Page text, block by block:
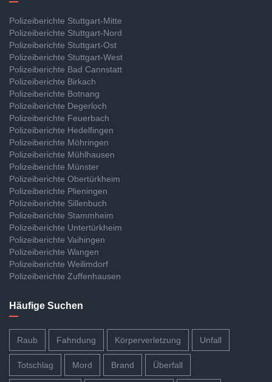
Polizeiberichte Stuttgart-Mitte
Polizeiberichte Stuttgart-Nord
Polizeiberichte Stuttgart-Ost
Polizeiberichte Stuttgart-West
Polizeiberichte Bad Cannstatt
Polizeiberichte Birkach
Polizeiberichte Botnang
Polizeiberichte Degerloch
Polizeiberichte Feuerbach
Polizeiberichte Hedelfingen
Polizeiberichte Möhringen
Polizeiberichte Mühlhausen
Polizeiberichte Münster
Polizeiberichte Obertürkheim
Polizeiberichte Plieningen
Polizeiberichte Sillenbuch
Polizeiberichte Stammheim
Polizeiberichte Untertürkheim
Polizeiberichte Vaihingen
Polizeiberichte Wangen
Polizeiberichte Weilimdorf
Polizeiberichte Zuffenhausen
Häufige Suchen
Raub Fahndung Körperverletzung Unfall
Totschlag Mord Brand Überfall